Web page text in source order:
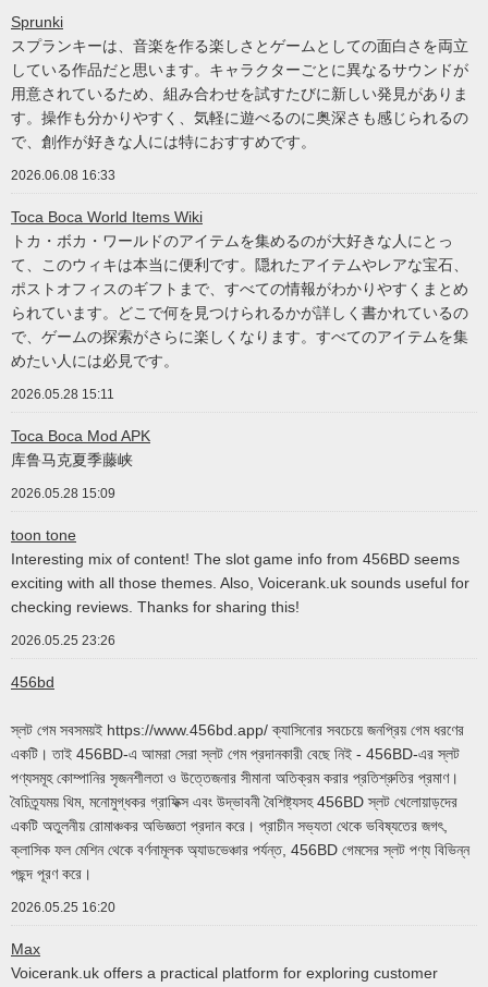
Sprunki
スプランキーは、音楽を作る楽しさとゲームとしての面白さを両立
している作品だと思います。キャラクターごとに異なるサウンドが
用意されているため、組み合わせを試すたびに新しい発見がありま
す。操作も分かりやすく、気軽に遊べるのに奥深さも感じられるの
で、創作が好きな人には特におすすめです。
2026.06.08 16:33
Toca Boca World Items Wiki
トカ・ボカ・ワールドのアイテムを集めるのが大好きな人にとっ
て、このウィキは本当に便利です。隠れたアイテムやレアな宝石、
ポストオフィスのギフトまで、すべての情報がわかりやすくまとめ
られています。どこで何を見つけられるかが詳しく書かれているの
で、ゲームの探索がさらに楽しくなります。すべてのアイテムを集
めたい人には必見です。
2026.05.28 15:11
Toca Boca Mod APK
库鲁马克夏季藤峡
2026.05.28 15:09
toon tone
Interesting mix of content! The slot game info from 456BD seems
exciting with all those themes. Also, Voicerank.uk sounds useful for
checking reviews. Thanks for sharing this!
2026.05.25 23:26
456bd
স্লট গেম সবসময়ই https://www.456bd.app/ ক্যাসিনোর সবচেয়ে জনপ্রিয় গেম ধরণের
একটি। তাই 456BD-এ আমরা সেরা স্লট গেম প্রদানকারী বেছে নিই - 456BD-এর স্লট
পণ্যসমূহ কোম্পানির সৃজনশীলতা ও উত্তেজনার সীমানা অতিক্রম করার প্রতিশ্রুতির প্রমাণ।
বৈচিত্র্যময় থিম, মনোমুগ্ধকর গ্রাফিক্স এবং উদ্ভাবনী বৈশিষ্ট্যসহ 456BD স্লট খেলোয়াড়দের
একটি অতুলনীয় রোমাঞ্চকর অভিজ্ঞতা প্রদান করে। প্রাচীন সভ্যতা থেকে ভবিষ্যতের জগৎ,
ক্লাসিক ফল মেশিন থেকে বর্ণনামূলক অ্যাডভেঞ্চার পর্যন্ত, 456BD গেমসের স্লট পণ্য বিভিন্ন
পছন্দ পূরণ করে।
2026.05.25 16:20
Max
Voicerank.uk offers a practical platform for exploring customer